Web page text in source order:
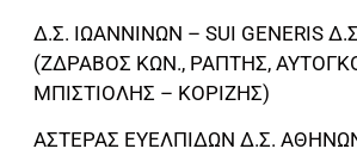
Δ.Σ. ΙΩΑΝΝΙΝΩΝ – SUI GENERIS
(ΖΔΡΑΒΟΣ ΚΩΝ., ΡΑΠΤΗΣ,
ΜΠΙΣΤΙΟΛΗΣ – ΚΟΡΙΖΗΣ)
ΑΣΤΕΡΑΣ ΕΥΕΛΠΙΔΩΝ Δ.Σ.